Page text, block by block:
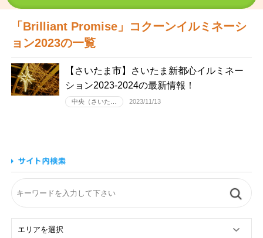
「Brilliant Promise」コクーンイルミネーシ
ョン2023の一覧
【さいたま市】さいたま新都心イルミネー
ション2023-2024の最新情報！
中央（さいた… 2023/11/13